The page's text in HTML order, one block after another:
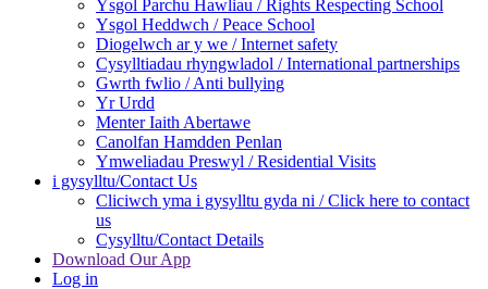
Ysgol Parchu Hawliau / Rights Respecting School
Ysgol Heddwch / Peace School
Diogelwch ar y we / Internet safety
Cysylltiadau rhyngwladol / International partnerships
Gwrth fwlio / Anti bullying
Yr Urdd
Menter Iaith Abertawe
Canolfan Hamdden Penlan
Ymweliadau Preswyl / Residential Visits
i gysylltu/Contact Us
Cliciwch yma i gysylltu gyda ni / Click here to contact
us
Cysylltu/Contact Details
Download Our App
Log in